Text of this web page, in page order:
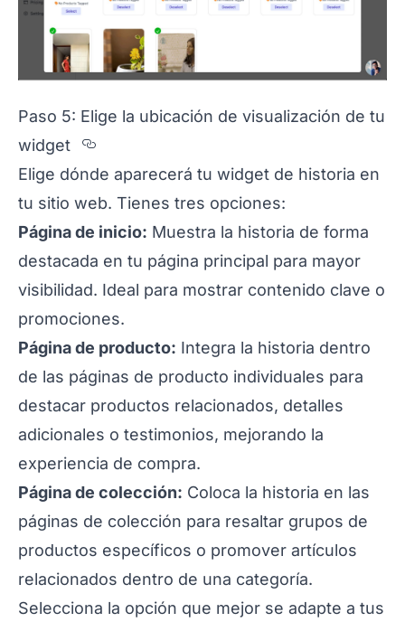
Paso 5: Elige la ubicación de visualización de tu
widget
Section titled
Elige dónde aparecerá tu widget de historia en
tu sitio web. Tienes tres opciones:
Página de inicio: Muestra la historia de forma
destacada en tu página principal para mayor
visibilidad. Ideal para mostrar contenido clave o
promociones.
Página de producto: Integra la historia dentro
de las páginas de producto individuales para
destacar productos relacionados, detalles
adicionales o testimonios, mejorando la
experiencia de compra.
Página de colección: Coloca la historia en las
páginas de colección para resaltar grupos de
productos específicos o promover artículos
relacionados dentro de una categoría.
Selecciona la opción que mejor se adapte a tus